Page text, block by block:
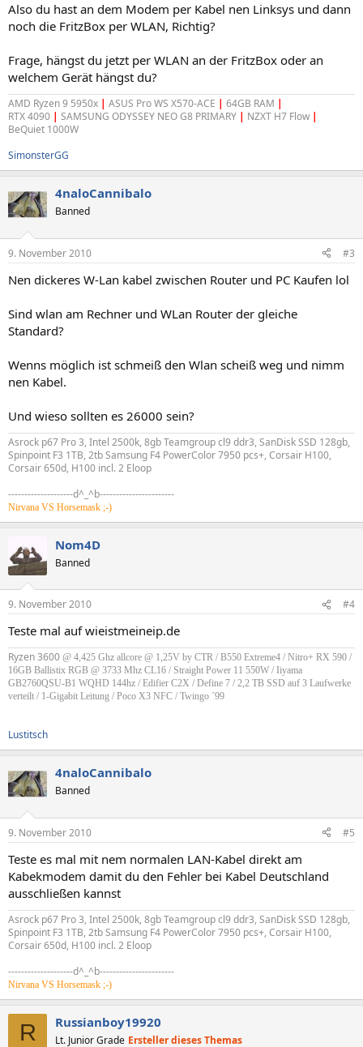
Also du hast an dem Modem per Kabel nen Linksys und dann
noch die FritzBox per WLAN, Richtig?
Frage, hängst du jetzt per WLAN an der FritzBox oder an
welchem Gerät hängst du?
AMD Ryzen 9 5950x | ASUS Pro WS X570-ACE | 64GB RAM |
RTX 4090 | SAMSUNG ODYSSEY NEO G8 PRIMARY | NZXT H7 Flow |
BeQuiet 1000W
SimonsterGG
4naloCannibalo
Banned
9. November 2010 #3
Nen dickeres W-Lan kabel zwischen Router und PC Kaufen lol
Sind wlan am Rechner und WLan Router der gleiche
Standard?
Wenns möglich ist schmeiß den Wlan scheiß weg und nimm
nen Kabel.
Und wieso sollten es 26000 sein?
Asrock p67 Pro 3, Intel 2500k, 8gb Teamgroup cl9 ddr3, SanDisk SSD 128gb,
Spinpoint F3 1TB, 2tb Samsung F4 PowerColor 7950 pcs+, Corsair H100,
Corsair 650d, H100 incl. 2 Eloop
--------------------d^_^b-----------------------
Nirvana VS Horsemask ;-)
Nom4D
Banned
9. November 2010 #4
Teste mal auf wieistmeineip.de
Ryzen 3600 @ 4,425 Ghz allcore @ 1,25V by CTR / B550 Extreme4 / Nitro+ RX 590 /
16GB Ballistix RGB @ 3733 Mhz CL16 / Straight Power 11 550W / Iiyama
GB2760QSU-B1 WQHD 144hz / Edifier C2X / Define 7 / 2,2 TB SSD auf 3 Laufwerke
verteilt / 1-Gigabit Leitung / Poco X3 NFC / Twingo ´99
Lustitsch
4naloCannibalo
Banned
9. November 2010 #5
Teste es mal mit nem normalen LAN-Kabel direkt am
Kabekmodem damit du den Fehler bei Kabel Deutschland
ausschließen kannst
Asrock p67 Pro 3, Intel 2500k, 8gb Teamgroup cl9 ddr3, SanDisk SSD 128gb,
Spinpoint F3 1TB, 2tb Samsung F4 PowerColor 7950 pcs+, Corsair H100,
Corsair 650d, H100 incl. 2 Eloop
--------------------d^_^b-----------------------
Nirvana VS Horsemask ;-)
R Russianboy19920
Lt. Junior Grade Ersteller dieses Themas